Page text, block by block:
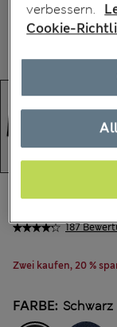
187
€11.00-
Zwei kaufen, 20 %
FARBE: Schwarz
verbessern.
Cookie-